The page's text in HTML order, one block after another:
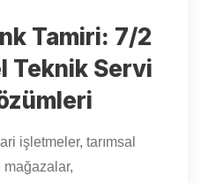
Tamiri: 7/2
Teknik Servi
işletmeler, tarımsal